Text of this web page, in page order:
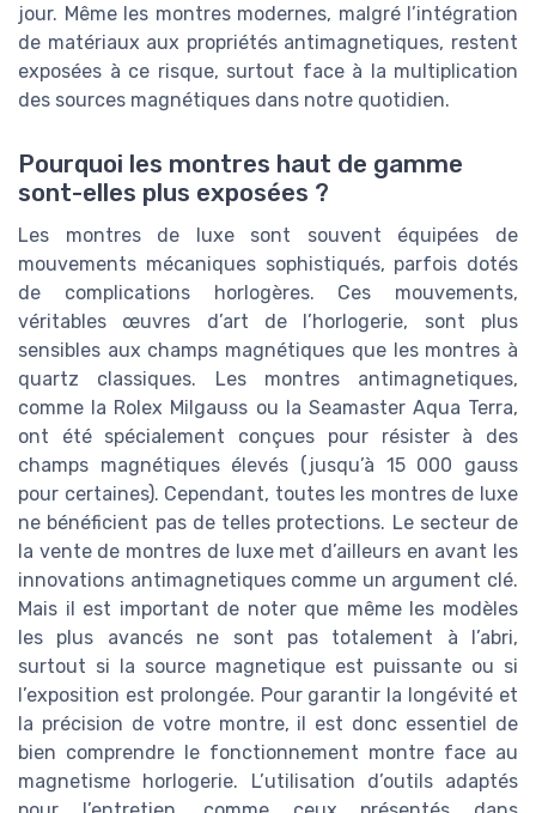
jour. Même les montres modernes, malgré l’intégration
de matériaux aux propriétés antimagnetiques, restent
exposées à ce risque, surtout face à la multiplication
des sources magnétiques dans notre quotidien.
Pourquoi les montres haut de gamme
sont-elles plus exposées ?
Les montres de luxe sont souvent équipées de
mouvements mécaniques sophistiqués, parfois dotés
de complications horlogères. Ces mouvements,
véritables œuvres d’art de l’horlogerie, sont plus
sensibles aux champs magnétiques que les montres à
quartz classiques. Les montres antimagnetiques,
comme la Rolex Milgauss ou la Seamaster Aqua Terra,
ont été spécialement conçues pour résister à des
champs magnétiques élevés (jusqu’à 15 000 gauss
pour certaines). Cependant, toutes les montres de luxe
ne bénéficient pas de telles protections. Le secteur de
la vente de montres de luxe met d’ailleurs en avant les
innovations antimagnetiques comme un argument clé.
Mais il est important de noter que même les modèles
les plus avancés ne sont pas totalement à l’abri,
surtout si la source magnetique est puissante ou si
l’exposition est prolongée. Pour garantir la longévité et
la précision de votre montre, il est donc essentiel de
bien comprendre le fonctionnement montre face au
magnetisme horlogerie. L’utilisation d’outils adaptés